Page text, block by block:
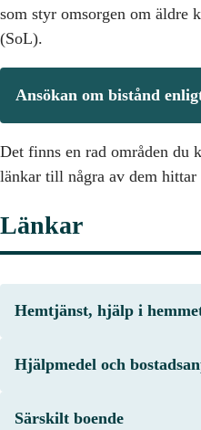
som styr omsorgen om äldre
(SoL).
Ansökan om bistånd
Det finns en rad områden du
länkar till några av dem hittar
Länkar
Hemtjänst, hjälp i
Hjälpmedel och
Särskilt boende